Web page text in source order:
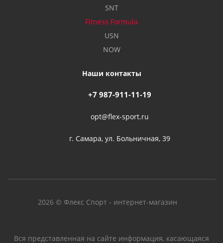
SNT
Fitness Formula
USN
NOW
Наши контакты
+7 987-911-11-19
opt@flex-sport.ru
г. Самара, ул. Больничная, 39
2026 © Флекс Спорт - интернет-магазин
Вся представленная на сайте информация, касающаяся